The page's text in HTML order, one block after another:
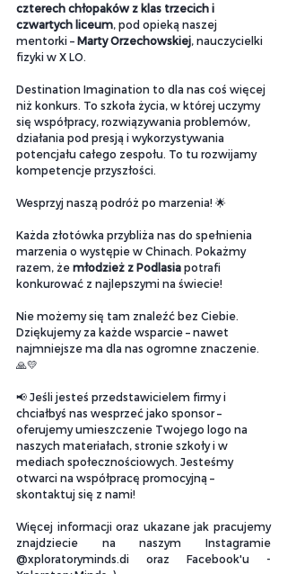
czterech chłopaków z klas trzecich i
czwartych liceum, pod opieką naszej
mentorki – Marty Orzechowskiej, nauczycielki
fizyki w X LO.
Destination Imagination to dla nas coś więcej
niż konkurs. To szkoła życia, w której uczymy
się współpracy, rozwiązywania problemów,
działania pod presją i wykorzystywania
potencjału całego zespołu. To tu rozwijamy
kompetencje przyszłości.
Wesprzyj naszą podróż po marzenia! 🌟
Każda złotówka przybliża nas do spełnienia
marzenia o występie w Chinach. Pokażmy
razem, że młodzież z Podlasia potrafi
konkurować z najlepszymi na świecie!
Nie możemy się tam znaleźć bez Ciebie.
Dziękujemy za każde wsparcie – nawet
najmniejsze ma dla nas ogromne znaczenie.
🙏💛
📢 Jeśli jesteś przedstawicielem firmy i
chciałbyś nas wesprzeć jako sponsor –
oferujemy umieszczenie Twojego logo na
naszych materiałach, stronie szkoły i w
mediach społecznościowych. Jesteśmy
otwarci na współpracę promocyjną –
skontaktuj się z nami!
Więcej informacji oraz ukazane jak pracujemy
znajdziecie na naszym Instagramie
@xploratoryminds.di oraz Facebook'u -